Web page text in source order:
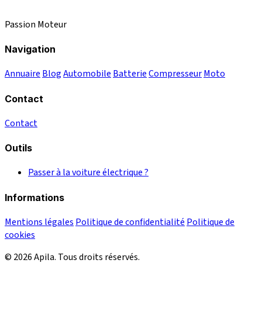
Passion Moteur
Navigation
Annuaire BlogAutomobile BatterieCompresseurMoto
Contact
Contact
Outils
Passer à la voiture électrique ?
Informations
Mentions légales Politique de confidentialité Politique de
cookies
© 2026 Apila. Tous droits réservés.